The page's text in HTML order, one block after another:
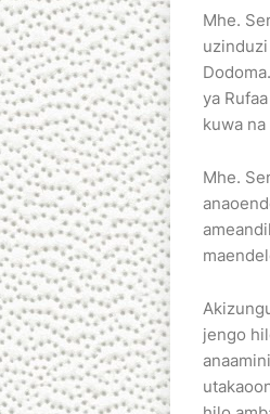
Mhe.
ya
kuwa
Mhe.
jengo